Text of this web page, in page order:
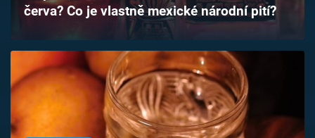
Sledujte prima+
Přihlášení
Sledujte nás
červa? Co je vlastně mexické národní pití?